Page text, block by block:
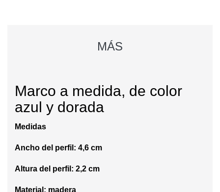
MÁS
Marco a medida, de color
azul y dorada
Medidas
Ancho del perfil: 4,6 cm
Altura del perfil: 2,2 cm
Material: madera